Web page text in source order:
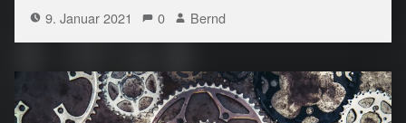
9. Januar 2021 0 Bernd